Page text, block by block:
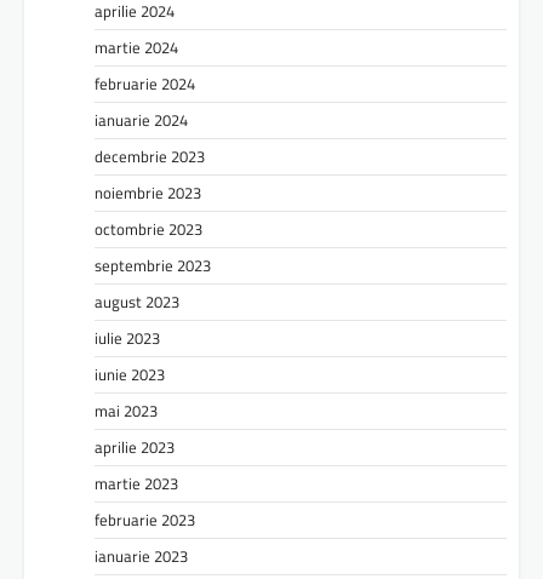
aprilie 2024
martie 2024
februarie 2024
ianuarie 2024
decembrie 2023
noiembrie 2023
octombrie 2023
septembrie 2023
august 2023
iulie 2023
iunie 2023
mai 2023
aprilie 2023
martie 2023
februarie 2023
ianuarie 2023